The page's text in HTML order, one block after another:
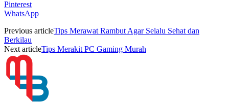
Pinterest
WhatsApp
Previous articleTips Merawat Rambut Agar Selalu Sehat dan
Berkilau
Next articleTips Merakit PC Gaming Murah